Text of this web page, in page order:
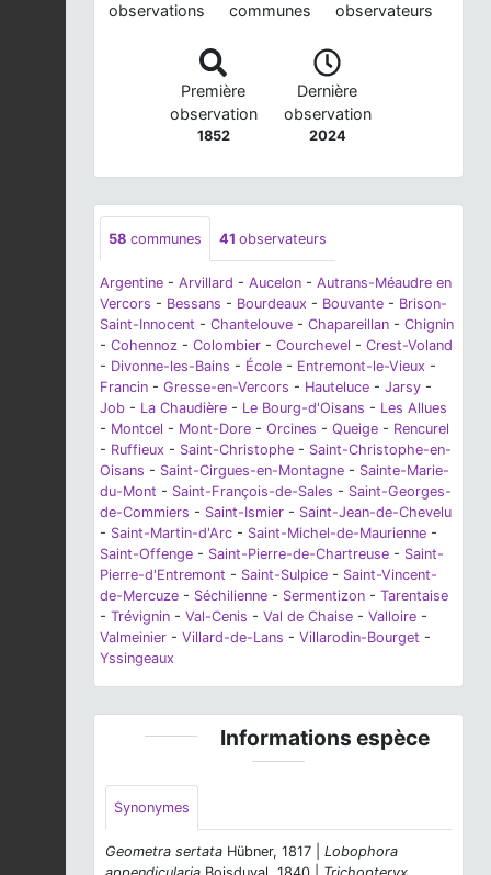
observations communes observateurs
Première
observation
1852
Dernière
observation
2024
58 communes 41 observateurs
Argentine - Arvillard - Aucelon - Autrans-Méaudre en
Vercors - Bessans - Bourdeaux - Bouvante - Brison-
Saint-Innocent - Chantelouve - Chapareillan - Chignin
- Cohennoz - Colombier - Courchevel - Crest-Voland
- Divonne-les-Bains - École - Entremont-le-Vieux -
Francin - Gresse-en-Vercors - Hauteluce - Jarsy -
Job - La Chaudière - Le Bourg-d'Oisans - Les Allues
- Montcel - Mont-Dore - Orcines - Queige - Rencurel
- Ruffieux - Saint-Christophe - Saint-Christophe-en-
Oisans - Saint-Cirgues-en-Montagne - Sainte-Marie-
du-Mont - Saint-François-de-Sales - Saint-Georges-
de-Commiers - Saint-Ismier - Saint-Jean-de-Chevelu
- Saint-Martin-d'Arc - Saint-Michel-de-Maurienne -
Saint-Offenge - Saint-Pierre-de-Chartreuse - Saint-
Pierre-d'Entremont - Saint-Sulpice - Saint-Vincent-
de-Mercuze - Séchilienne - Sermentizon - Tarentaise
- Trévignin - Val-Cenis - Val de Chaise - Valloire -
Valmeinier - Villard-de-Lans - Villarodin-Bourget -
Yssingeaux
Informations espèce
Synonymes
Geometra sertata Hübner, 1817 | Lobophora